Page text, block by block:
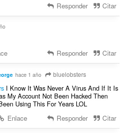
Responder Citar
Responder Citar
hace 1 año bluelobsters
I Know It Was Never A Virus And If It Is
My Account Not Been Hacked Then
Using This For Years LOL
Enlace Responder Citar